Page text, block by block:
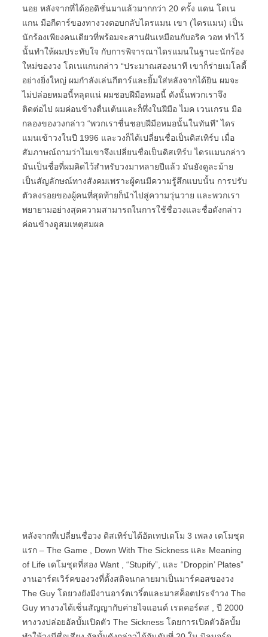
นอย หลังจากที่ได้ออดิชั่นมาแล้วมากกว่า 20 ครั้ง แดน โดเน
แกน มือกีตาร์ของทางวงตอบกลับไดรแมน เขา (ไดรแมน) เป็น
นักร้องเพียงคนเดียวที่พร้อมจะสานฝันเหมือนกับอริค วอท ทำไว้
นั้นทำให้ผมประทับใจ กับการพิจารณาไดรแมนในฐานะนักร้อง
ใหม่ของวง โดเนแกนกล่าว “ประมาณสองนาที เขาก็ร่ายเมโลดี้
อย่างยิ่งใหญ่ ผมกำลังเล่นกีตาร์และยิ้มใส่หลังจากได้ยิน ผมจะ
ไม่ปล่อยหมอนี้หลุดแน่ ผมชอบฝีมือหมอนี้ ดังนั้นพวกเราจึง
ติดต่อไป ผมค่อนข้างตื่นเต้นและก็ทึ่งในฝีมือ ไมค เวนเกรน มือ
กลองของวงกล่าว “พวกเราชื่นชอบฝีมือหมอนั้นในทันที” ไดร
แมนเข้าวงในปี 1996 และวงก็ได้เปลี่ยนชื่อเป็นดิสเทิร์บ เมื่อ
สัมภาษณ์ถามว่าไมเขาจึงเปลี่ยนชื่อเป็นดิสเทิร์บ ไดรแมนกล่าว
มันเป็นชื่อที่ผมคิดไว้สำหรับวงมาหลายปีแล้ว มันยังดูละม้าย
เป็นสัญลักษณ์ทางสังคมเพราะผู้คนมีความรู้สึกแบบนั้น การปรับ
ตัวลงรอยของผู้คนที่สุดท้ายก็นำไปสู่ความวุ่นวาย และพวกเรา
พยายามอย่างสุดความสามารถในการใช้ชื่อวงและชื่อดังกล่าว
ค่อนข้างดูสมเหตุสมผล
หลังจากที่เปลี่ยนชื่อวง ดิสเทิร์บได้อัดเทปเดโม 3 เพลง เดโมชุด
แรก – The Game , Down With The Sickness และ Meaning
of Life เดโมชุดที่สอง Want , “Stupify”, และ “Droppin’ Plates”
งานอาร์ตเวิร์คของวงที่ตั้งสติจนกลายมาเป็นมาร์คอสของวง
The Guy โดยวงยังมีงานอาร์ตเวริ์ตและมาสค็อตประจำวง The
Guy ทางวงได้เซ็นสัญญากับค่ายไจแอนด์ เรดคอร์ดส , ปี 2000
ทางวงปล่อยอัลบั้มเปิดตัว The Sickness โดยการเปิดตัวอัลบั้ม